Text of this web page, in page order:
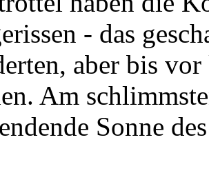
- das
aber bis
Am
Sonne